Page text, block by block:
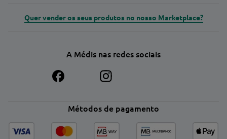
Quer vender os seus produtos no nosso Marketplace?
A Médis nas redes sociais
Métodos de pagamento